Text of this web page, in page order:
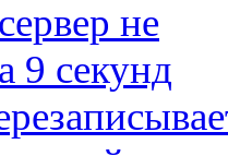
не
9 секунд